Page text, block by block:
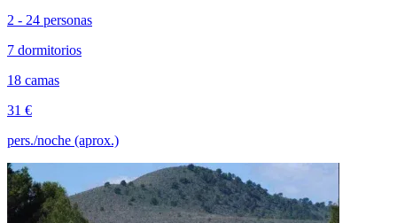
2 - 24 personas
7 dormitorios
18 camas
31 €
pers./noche (aprox.)